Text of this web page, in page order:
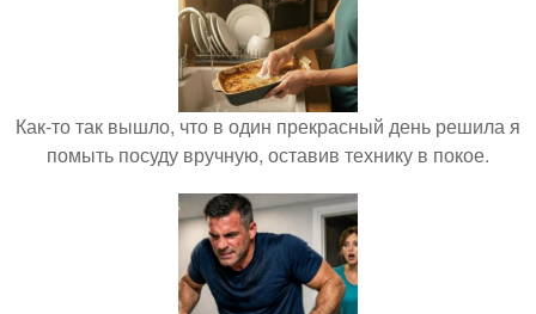
Как-то так вышло, что в один прекрасный день решила я
помыть посуду вручную, оставив технику в покое.